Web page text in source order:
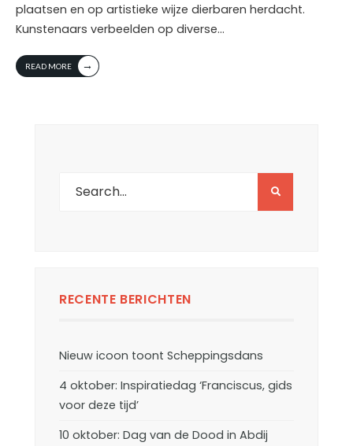
plaatsen en op artistieke wijze dierbaren herdacht.
Kunstenaars verbeelden op diverse...
READ MORE →
RECENTE BERICHTEN
Nieuw icoon toont Scheppingsdans
4 oktober: Inspiratiedag ‘Franciscus, gids
voor deze tijd’
10 oktober: Dag van de Dood in Abdij